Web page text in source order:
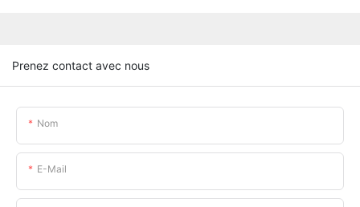
Prenez contact avec nous
Nom
E-Mail